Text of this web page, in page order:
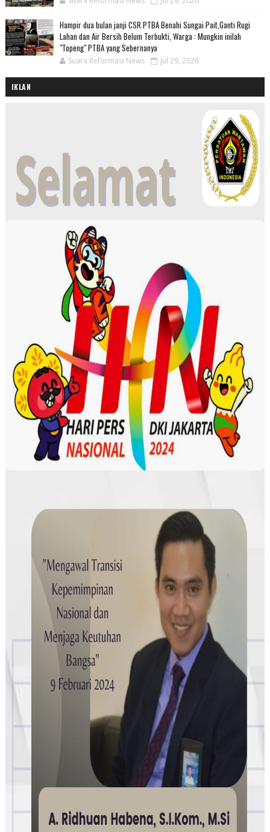
Hampir dua bulan janji CSR PTBA Benahi Sungai Pait,Ganti Rugi
Lahan dan Air Bersih Belum Terbukti, Warga : Mungkin inilah
"Topeng" PTBA yang Sebernanya
Suara Reformasi News Jul 29, 2026
IKLAN